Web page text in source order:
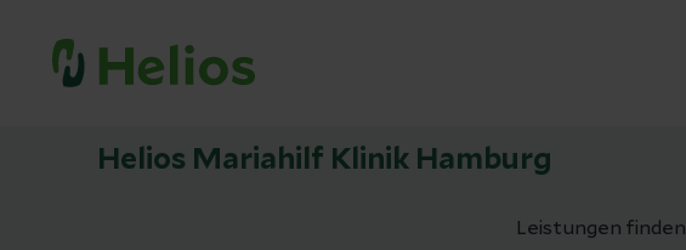
Helios Mariahilf Klinik Hamburg
Leistungen finden